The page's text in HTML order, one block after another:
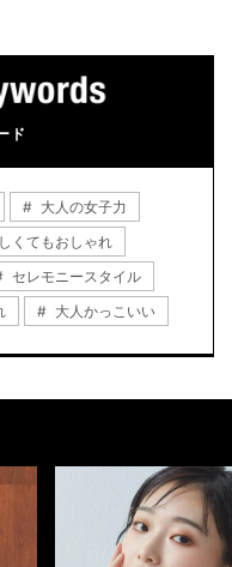
ド
大人の女子力
くてもおしゃれ
セレモニースタイル
大人かっこいい